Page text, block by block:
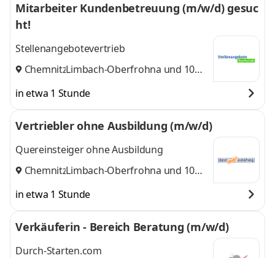
Mitarbeiter Kundenbetreuung (m/w/d) gesuc
ht!
Stellenangebotevertrieb
Chemnitz,
Limbach-Oberfrohna und 10
in etwa 1 Stunde
Vertriebler ohne Ausbildung (m/w/d)
Quereinsteiger ohne Ausbildung
Chemnitz,
Limbach-Oberfrohna und 10
in etwa 1 Stunde
Verkäuferin - Bereich Beratung (m/w/d)
Durch-Starten.com